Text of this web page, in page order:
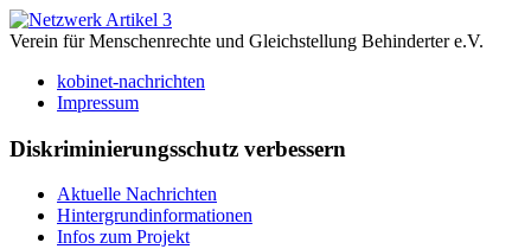
Verein für Menschenrechte und Gleichstellung Behinderter e.V.
kobinet-nachrichten
Impressum
Diskriminierungsschutz verbessern
Aktuelle Nachrichten
Hintergrundinformationen
Infos zum Projekt